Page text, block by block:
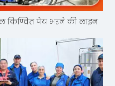
किण्वित पेय भरने की लाइन